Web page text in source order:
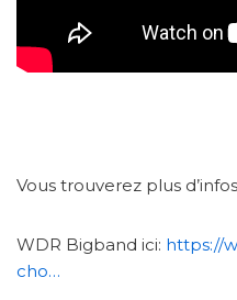
Vous trouverez plus
WDR Bigband ici: https://
cho…